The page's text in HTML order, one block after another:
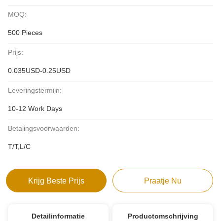
MOQ:
500 Pieces
Prijs:
0.035USD-0.25USD
Leveringstermijn:
10-12 Work Days
Betalingsvoorwaarden:
T/T,L/C
Krijg Beste Prijs Praatje Nu
Detailinformatie Productomschrijving